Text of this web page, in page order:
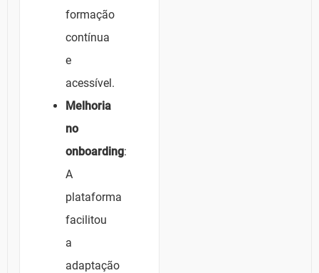
formação
contínua
e
acessível.
Melhoria
no
onboarding:
A
plataforma
facilitou
a
adaptação